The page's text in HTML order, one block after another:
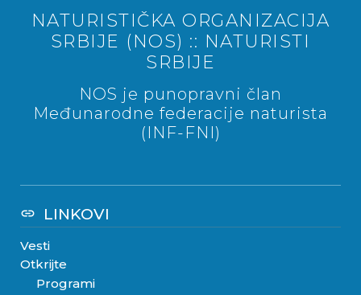
NATURISTIČKA ORGANIZACIJA
SRBIJE (NOS) :: NATURISTI
SRBIJE
NOS je punopravni član
Međunarodne federacije naturista
(INF-FNI)
link LINKOVI
Vesti
Otkrijte
Programi